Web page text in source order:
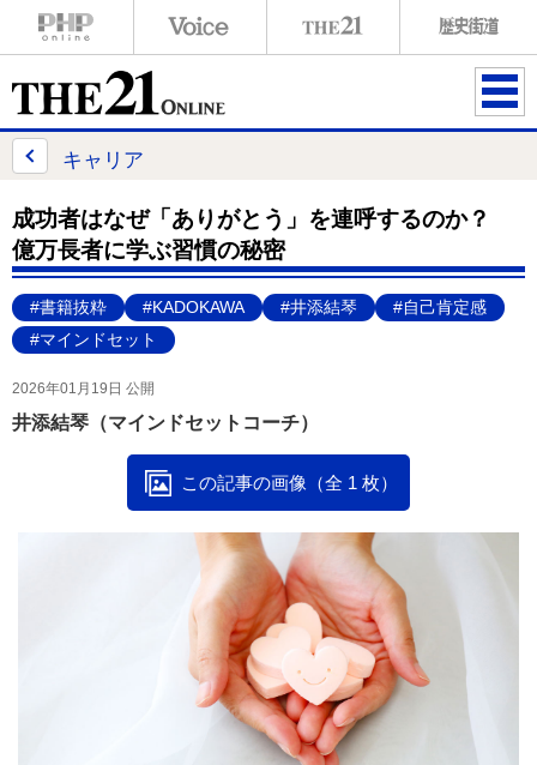
ME
キャリア
成功者はなぜ「ありがとう」を連呼するのか？
億万長者に学ぶ習慣の秘密
#書籍抜粋 #KADOKAWA #井添結琴
#自己肯定感
#マインドセット
2026年01月19日 公開
井添結琴（マインドセットコーチ）
この記事の画像（全 1 枚）